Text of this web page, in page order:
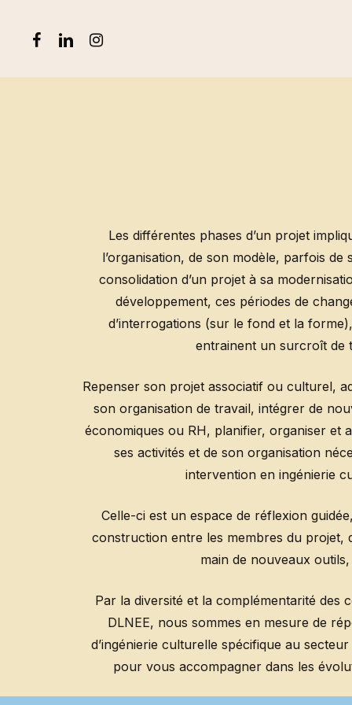
content
FACEBOOKLINKEDININSTAGRAM
Les différentes phases d’un projet
l’organisation, de son modèle, parfois de
consolidation d’un projet à sa
développement, ces périodes de
d’interrogations (sur le fond et la
entrainent un surcroît de
Repenser son projet associatif ou culturel,
son organisation de travail, intégrer de
économiques ou RH, planifier, organiser et
ses activités et de son organisation
intervention en ingénierie
Celle-ci est un espace de réflexion
construction entre les membres du projet,
main de nouveaux
Par la diversité et la complémentarité des
DLNEE, nous sommes en mesure de
d’ingénierie culturelle spécifique au
pour vous accompagner dans les